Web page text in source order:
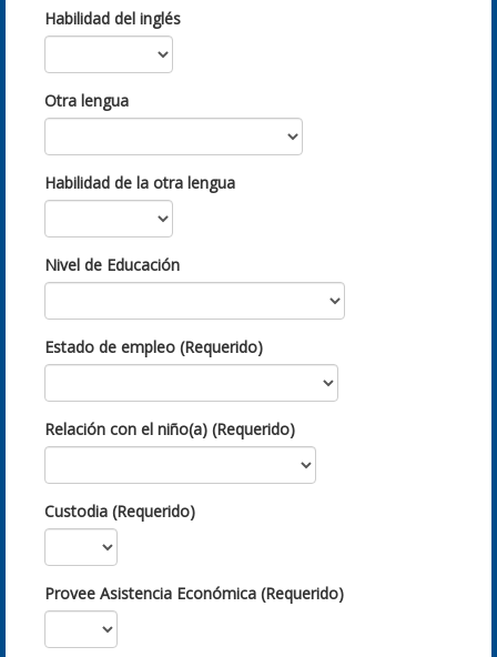
Habilidad del inglés
Otra lengua
Habilidad de la otra lengua
Nivel de Educación
Estado de empleo (Requerido)
Relación con el niño(a) (Requerido)
Custodia (Requerido)
Provee Asistencia Económica (Requerido)